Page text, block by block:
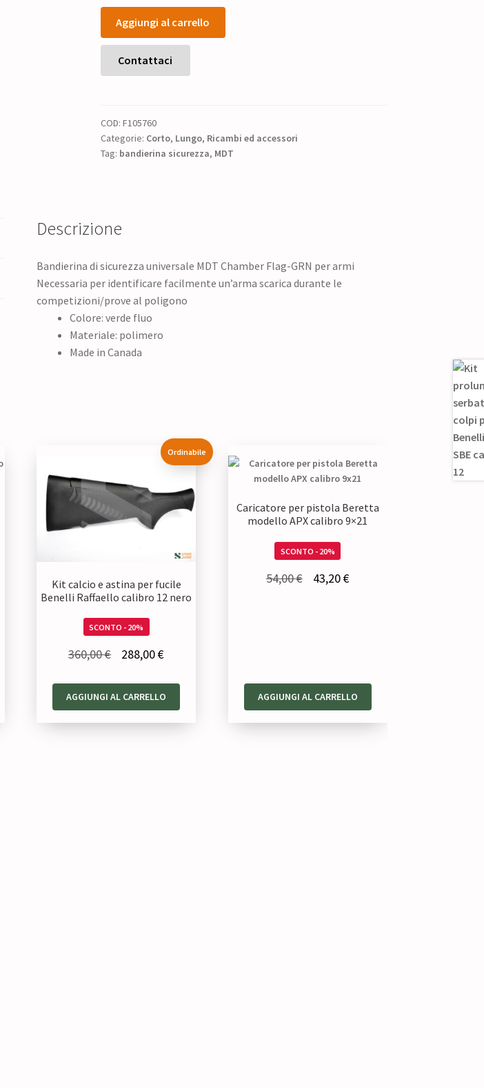
5,00 €.4,00 €.
Bandierina
sicurezza
universale
MDT
GRN
per
armi
Aggiungi al carrello
Contattaci
COD: F105760
Categorie: Corto, Lungo, Ricambi ed accessori
Tag: bandierina sicurezza, MDT
Descrizione
Bandierina di sicurezza universale MDT Chamber Flag-GRN per armi
Necessaria per identificare facilmente un’arma scarica durante le
competizioni/prove al poligono
Colore: verde fluo
Materiale: polimero
Made in Canada
Ordinabile
Kit calcio e astina per fucile
Benelli Raffaello calibro 12 nero
SCONTO - 20%
360,00€
originale
era:
288,00€Il
attuale
è:
AGGIUNGI AL CARRELLO
Caricatore per pistola Beretta
modello APX calibro 9×21
SCONTO - 20%
54,00€ 43,20€Il
AGGIUNGI AL CARRELLO